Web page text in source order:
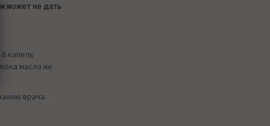
может не дать
капель
масло не
врача.